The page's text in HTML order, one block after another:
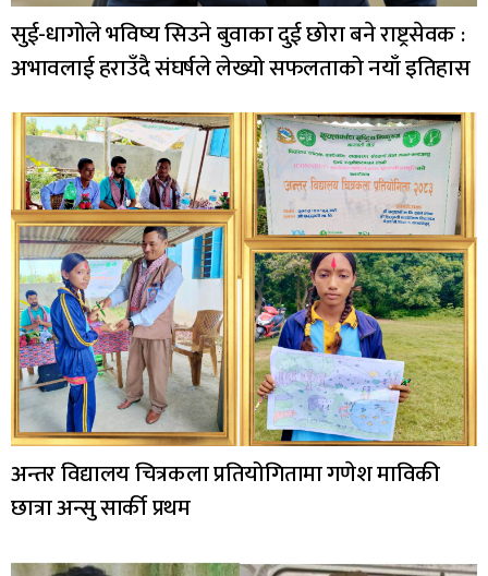
सुई-धागोले भविष्य सिउने बुवाका दुई छोरा बने राष्ट्रसेवक :
अभावलाई हराउँदै संघर्षले लेख्यो सफलताको नयाँ इतिहास
अन्तर विद्यालय चित्रकला प्रतियोगितामा गणेश माविकी
छात्रा अन्सु सार्की प्रथम